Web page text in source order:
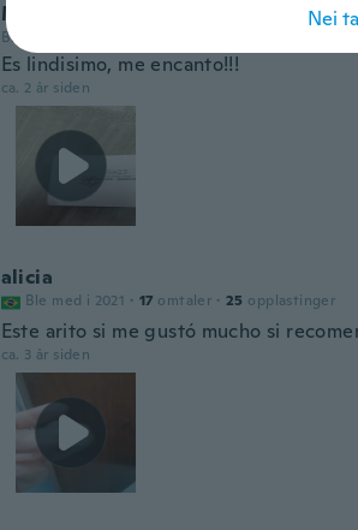
Mireya
Ble med i 2016
Es lindisimo, me encanto!!!
ca. 2 år siden
alicia
Ble med i 2021 · 17 omtaler · 25 opplastinger
Este arito si me gustó mucho si
ca. 3 år siden
Nei